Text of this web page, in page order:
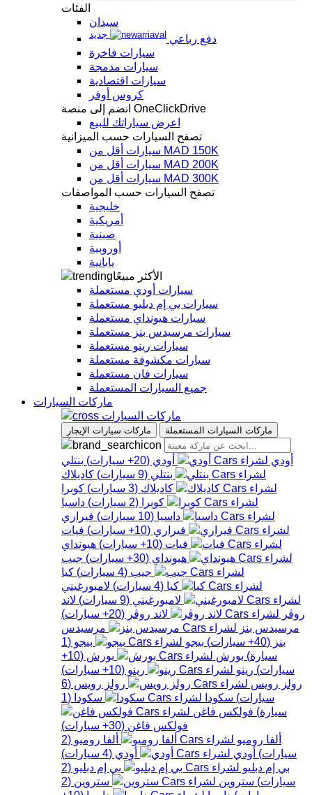
الفئات
سيدان
دفع رباعي
جديد
سيارات فاخرة
سيارات مدمجة
سيارات اقتصادية
كروس أوفر
انضم إلى منصة OneClickDrive
اعرض سياراتك للبيع
تصفح السيارات حسب الميزانية
سيارات أقل من MAD 150K
سيارات أقل من MAD 200K
سيارات أقل من MAD 300K
تصفح السيارات حسب المواصفات
خليجية
أمريكية
صينية
أوروبية
يابانية
الأكثر مبيعًا
سيارات أودي مستعملة
سيارات بي إم دبليو مستعملة
سيارات هيونداي مستعملة
سيارات مرسيدس بنز مستعملة
سيارات رينو مستعملة
سيارات مكشوفة مستعملة
سيارات فان مستعملة
جميع السيارات المستعملة
ماركات السيارات
ماركات السيارات
ماركات سيارات الإيجار ماركات السيارات المستعملة
أودي أودي (
20+ سيارات) بنتلي
بنتلي (
9 سيارات) كاديلاك
كاديلاك (
3 سيارات) كوبرا
كوبرا (
2 سيارات) داسيا
داسيا (
10 سيارات) فيراري
فيراري (
10+ سيارات) فيات
فيات (
10+ سيارات) هيونداي
هيونداي (
30+ سيارات) جيب
جيب (
4 سيارات) كيا
كيا (
4 سيارات) لامبورغيني
لامبورغيني (
9 سيارات) لاند
روڤر
لاند روڤر (
20+ سيارات)
مرسيدس بنز
مرسيدس
بنز (
40+ سيارات) بيجو بيجو (
1
سيارة) بورش بورش (
10+
سيارات) رينو رينو (
10+ سيارات)
رولز رويس
رولز رويس (
6
سيارات) سكودا سكودا (
1
سيارة) فولكس فاغن
فولكس فاغن (
30+ سيارات)
ألفا روميو
ألفا روميو (
2
سيارات) أودي أودي (
4 سيارات)
بي إم دبليو
بي إم دبليو (
2
سيارات) ستروين ستروين (
2